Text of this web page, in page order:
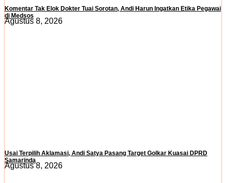
Komentar Tak Elok Dokter Tuai Sorotan, Andi Harun Ingatkan Etika Pegawai
di Medsos
Agustus 8, 2026
Usai Terpilih Aklamasi, Andi Satya Pasang Target Golkar Kuasai DPRD
Samarinda
Agustus 8, 2026